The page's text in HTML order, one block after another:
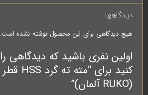
دیدگاهها
هیچ دیدگاهی برای این محصول نوشته نشده است.
اولین نفری باشید که دیدگاهی
(RUKO آلمان)”